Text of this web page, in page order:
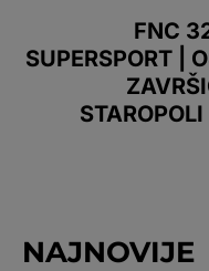
FNC
SUPERSPORT |
NAJNOVIJE